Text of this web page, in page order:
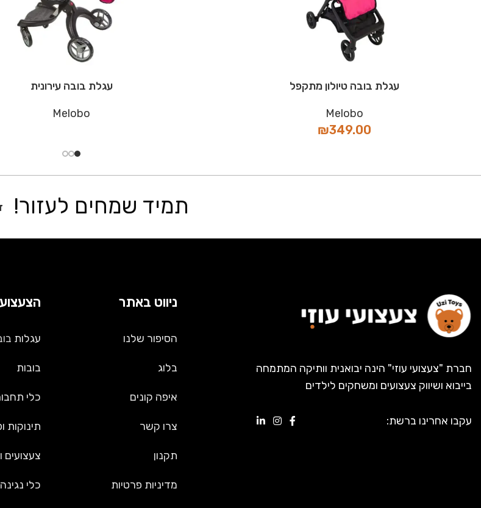
עגלת בובה טיולון מתקפל
Melobo
₪349.00
עגלת בובה עירונית
Melobo
תמיד שמחים לעזור!
חברת "צעצועי עוזי" הינה יבואנית וותיקה המתמחה
בייבוא ושיווק צעצועים ומשחקים לילדים
עקבו אחרינו ברשת:
ניווט באתר
הסיפור שלנו
בלוג
איפה קונים
צרו קשר
תקנון
מדיניות פרטיות
עגלות
בובות
כלי
תינוקות
צעצועים
כלי נגינה